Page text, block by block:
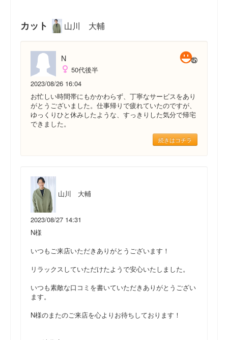
カット 山川 大輔
N
50代後半
2023/08/26 16:04
お忙しい時間帯にもかかわらず、丁寧なサービスをあり
がとうございました。仕事帰りで疲れていたのですが、
ゆっくりひと休みしたような、すっきりした気分で帰宅
できました。
続きはコチラ
山川 大輔
2023/08/27 14:31
N様
いつもご来店いただきありがとうございます！
リラックスしていただけたようで安心いたしました。
いつも素敵な口コミを書いていただきありがとうござい
ます。
N様のまたのご来店を心よりお待ちしております！